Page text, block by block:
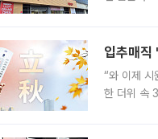
입추매직
“와 이제 시
한 더위 속